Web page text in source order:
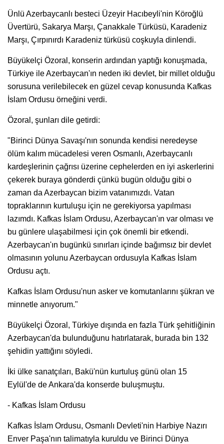
Ünlü Azerbaycanlı besteci Üzeyir Hacıbeyli'nin Köroğlü
Üvertürü, Sakarya Marşı, Çanakkale Türküsü, Karadeniz
Marşı, Çırpınırdı Karadeniz türküsü coşkuyla dinlendi.
Büyükelçi Özoral, konserin ardından yaptığı konuşmada,
Türkiye ile Azerbaycan'ın neden iki devlet, bir millet olduğu
sorusuna verilebilecek en güzel cevap konusunda Kafkas
İslam Ordusu örneğini verdi.
Özoral, şunları dile getirdi:
"Birinci Dünya Savaşı'nın sonunda kendisi neredeyse
ölüm kalım mücadelesi veren Osmanlı, Azerbaycanlı
kardeşlerinin çağrısı üzerine cephelerden en iyi askerlerini
çekerek buraya gönderdi çünkü bugün olduğu gibi o
zaman da Azerbaycan bizim vatanımızdı. Vatan
topraklarının kurtuluşu için ne gerekiyorsa yapılması
lazımdı. Kafkas İslam Ordusu, Azerbaycan'ın var olması ve
bu günlere ulaşabilmesi için çok önemli bir etkendi.
Azerbaycan'ın bugünkü sınırları içinde bağımsız bir devlet
olmasının yolunu Azerbaycan ordusuyla Kafkas İslam
Ordusu açtı.
Kafkas İslam Ordusu'nun asker ve komutanlarını şükran ve
minnetle anıyorum."
Büyükelçi Özoral, Türkiye dışında en fazla Türk şehitliğinin
Azerbaycan'da bulunduğunu hatırlatarak, burada bin 132
şehidin yattığını söyledi.
İki ülke sanatçıları, Bakü'nün kurtuluş günü olan 15
Eylül'de de Ankara'da konserde buluşmuştu.
- Kafkas İslam Ordusu
Kafkas İslam Ordusu, Osmanlı Devleti'nin Harbiye Nazırı
Enver Paşa'nın talimatıyla kuruldu ve Birinci Dünya